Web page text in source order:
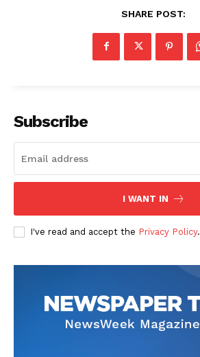
SHARE POST:
Subscribe
I WANT IN
I've read and accept the Privacy Policy.